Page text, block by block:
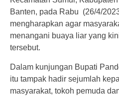
Banten, pada Rabu (26/4/
mengharapkan agar
menangani buaya liar yang
tersebut.
Dalam kunjungan Bupati
itu tampak hadir sejumlah
masyarakat, tokoh pemuda